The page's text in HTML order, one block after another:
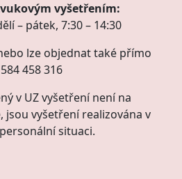
vyšetřením:
– pátek, 7:30 – 14:30
lze objednat také přímo
458 316
v UZ vyšetření není na
vyšetření realizována v
situaci.